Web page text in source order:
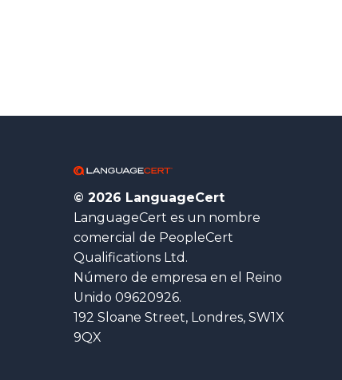
© 2026 LanguageCert
LanguageCert es un nombre
comercial de PeopleCert
Qualifications Ltd.
Número de empresa en el Reino
Unido 09620926.
192 Sloane Street, Londres, SW1X
9QX